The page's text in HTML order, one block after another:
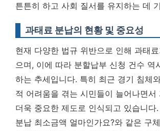
튼튼히 하고 사회 질서를 유지하는 데
과태료 분납의 현황 및 중요성
현재 다양한 법규 위반으로 인해 과태
으며, 이에 따라 분할납부 신청 건수 역
하는 추세입니다. 특히 최근 경기 침체
적 어려움을 겪는 시민들이 늘어나면서
더욱 중요한 제도로 인식되고 있습니다
분납 최소금액 얼마인가요?와 같은 구